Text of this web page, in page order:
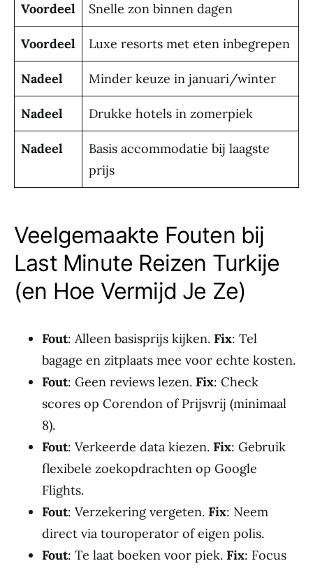
Voordeel Snelle zon binnen dagen
Voordeel Luxe resorts met eten inbegrepen
Nadeel Minder keuze in januari/winter
Nadeel Drukke hotels in zomerpiek
Nadeel
Basis accommodatie bij laagste
prijs
Veelgemaakte Fouten bij
Last Minute Reizen Turkije
(en Hoe Vermijd Je Ze)
Fout: Alleen basisprijs kijken. Fix: Tel
bagage en zitplaats mee voor echte kosten.
Fout: Geen reviews lezen. Fix: Check
scores op Corendon of Prijsvrij (minimaal
8).
Fout: Verkeerde data kiezen. Fix: Gebruik
flexibele zoekopdrachten op Google
Flights.
Fout: Verzekering vergeten. Fix: Neem
direct via touroperator of eigen polis.
Fout: Te laat boeken voor piek. Fix: Focus